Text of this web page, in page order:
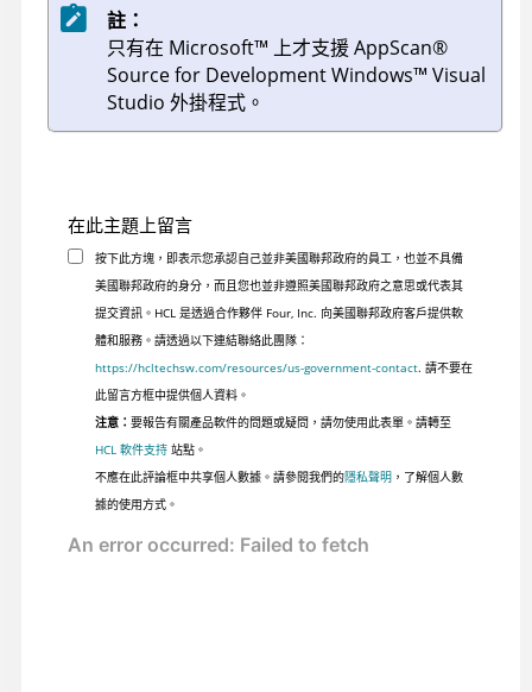
註：
只有在 Microsoft™ 上才支援AppScan®
Source for DevelopmentWindows™ Visual
Studio 外掛程式。
在此主題上留言
按下此方塊，即表示您承認自己並非美國聯邦政府的員工，也並不具備
美國聯邦政府的身分，而且您也並非遵照美國聯邦政府之意思或代表其
提交資訊。HCL 是透過合作夥伴 Four, Inc. 向美國聯邦政府客戶提供軟
體和服務。請透過以下連結聯絡此團隊：
https://hcltechsw.com/resources/us-government-contact. 請不要在
此留言方框中提供個人資料。
注意： 要報告有關產品軟件的問題或疑問，請勿使用此表單。請轉至
HCL 軟件支持站點。
不應在此評論框中共享個人數據。請參閱我們的隱私聲明 ，了解個人數
據的使用方式。